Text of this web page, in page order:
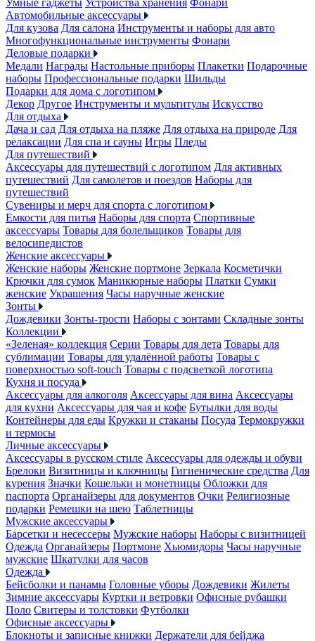
Умные гаджеты Устройства хранения Фонари
Автомобильные аксессуары
Для кузова Для салона Инструменты и наборы для авто
Многофункциональные инструменты Фонари
Деловые подарки
Медали Награды Настольные приборы Плакетки Подарочные
наборы Профессиональные подарки Шильды
Подарки для дома с логотипом
Декор Другое Инструменты и мультитулы Искусство
Для отдыха
Дача и сад Для отдыха на пляже Для отдыха на природе Для
релаксации Для спа и сауны Игры Пледы
Для путешествий
Аксессуары для путешествий с логотипом Для активных
путешествий Для самолетов и поездов Наборы для
путешествий
Сувениры и мерч для спорта с логотипом
Емкости для питья Наборы для спорта Спортивные
аксессуары Товары для болельщиков Товары для
велосипедистов
Женские аксессуары
Женские наборы Женские портмоне Зеркала Косметички
Крючки для сумок Маникюрные наборы Платки Сумки
женские Украшения Часы наручные женские
Зонты
Дождевики Зонты-трости Наборы с зонтами Складные зонты
Коллекции
«Зеленая» коллекция Серии Товары для лета Товары для
сублимации Товары для удалённой работы Товары с
поверхностью soft-touch Товары с подсветкой логотипа
Кухня и посуда
Аксессуары для алкоголя Аксессуары для вина Аксессуары
для кухни Аксессуары для чая и кофе Бутылки для воды
Контейнеры для еды Кружки и стаканы Посуда Термокружки
и термосы
Личные аксессуары
Аксессуары в русском стиле Аксессуары для одежды и обуви
Брелоки Визитницы и ключницы Гигиенические средства Для
курения Значки Кошельки и монетницы Обложки для
паспорта Органайзеры для документов Очки Религиозные
подарки Ремешки на шею Таблетницы
Мужские аксессуары
Барсетки и несессеры Мужские наборы Наборы с визитницей
Одежда Органайзеры Портмоне Хьюмидоры Часы наручные
мужские Шкатулки для часов
Одежда
Бейсболки и панамы Головные уборы Дождевики Жилеты
Зимние аксессуары Куртки и ветровки Офисные рубашки
Поло Свитеры и толстовки Футболки
Офисные аксессуары
Блокноты и записные книжки Держатели для бейджа